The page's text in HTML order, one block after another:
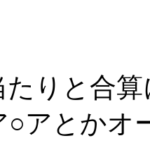
たりと合
○アとかオ